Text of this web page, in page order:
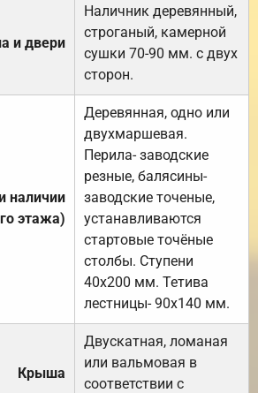
и двери
Наличник деревянный,
строганый, камерной
сушки 70-90 мм. с двух
сторон.
наличии
этажа)
Деревянная, одно или
двухмаршевая.
Перила- заводские
резные, балясины-
заводские точеные,
устанавливаются
стартовые точёные
столбы. Ступени
40х200 мм. Тетива
лестницы- 90х140 мм.
Крыша
Двускатная, ломаная
или вальмовая в
соответствии с